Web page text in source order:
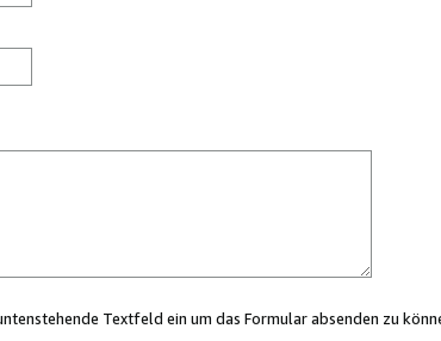
Textfeld ein um das Formular absenden zu